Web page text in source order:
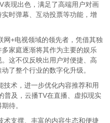
表现出色，满足了高端用户对画
时弹幕、互动投票等功能，增
网+电视领域的领先者，凭借其独
家庭逐渐将其作为主要的娱乐
这不仅反映出用户对便捷、高
了整个行业的数字化升级。
术，进一步优化内容推荐和用
普及，云播TV在直播、虚拟现实
待。
术支撑、丰富的内容生态和便捷